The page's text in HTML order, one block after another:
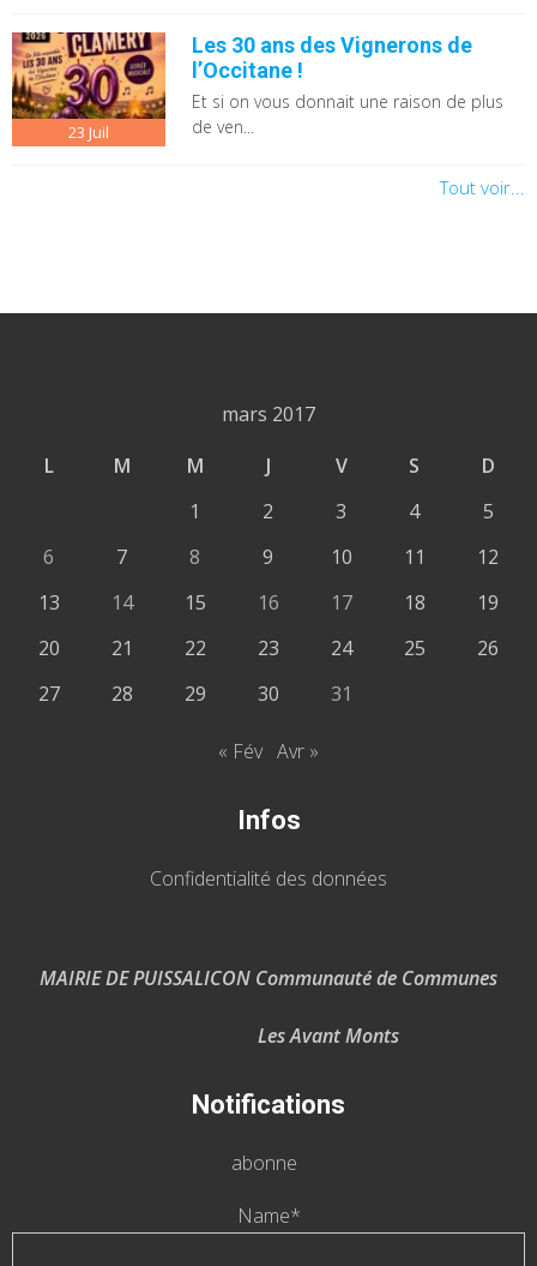
23 Juil
Les 30 ans des Vignerons de
l’Occitane !
Et si on vous donnait une raison de plus
de ven...
Tout voir...
mars 2017
L
M M J V S
D
1
2 3 4
5
6
7 8 9 10 11
12
13
14 15 16 17 18
19
20
21 22 23 24 25
26
27
28 29 30 31
« Fév Avr »
Infos
Confidentialité des données
MAIRIE DE PUISSALICON Communauté de Communes
Les Avant Monts
Notifications
abonne
Name*